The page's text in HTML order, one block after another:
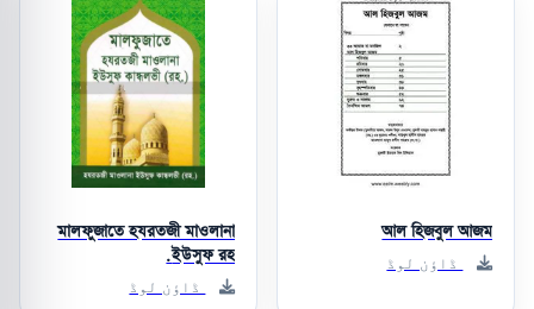
আল হিজবুল আজম
ڈاؤن لوڈ
মালফুজাতে হযরতজী মাওলানা
ইউসুফ রহ.
ڈاؤن لوڈ